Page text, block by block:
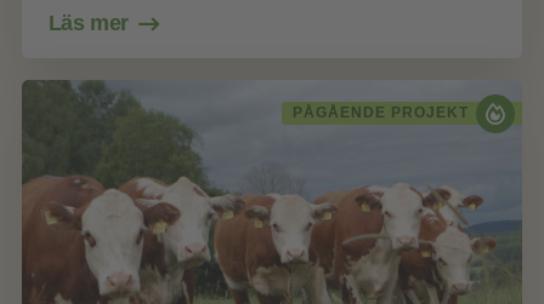
Läs mer
PÅGÅENDE PROJEKT